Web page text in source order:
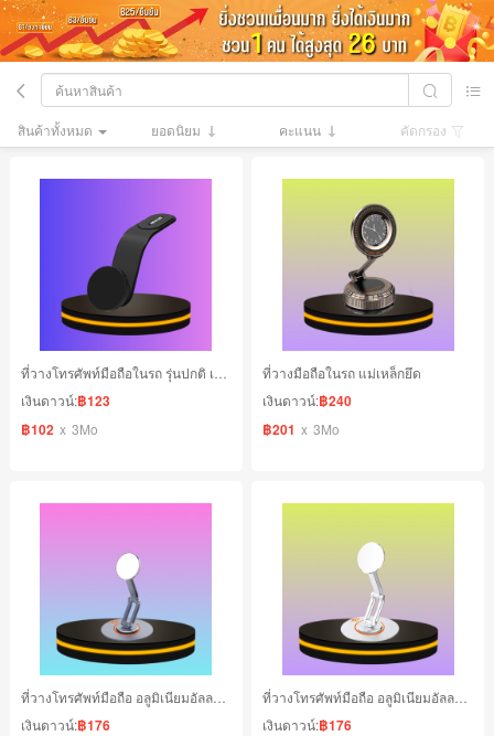
สินค้าทั้งหมด ยอดนิยม คะแนน คัดกรอง
ที่วางโทรศัพท์มือถือในรถ รุ่นปกติ เฉพาะ Macsafe
เงินดาวน์:฿123
฿102 x 3Mo
ที่วางมือถือในรถ แม่เหล็กยึด
เงินดาวน์:฿240
฿201 x 3Mo
ที่วางโทรศัพท์มือถือ อลูมิเนียมอัลลอยด์ยืนปรับความสูงได้ ปรับหมุนได้ 360° สีเทา
เงินดาวน์:฿176
เงินดาวน์:฿176